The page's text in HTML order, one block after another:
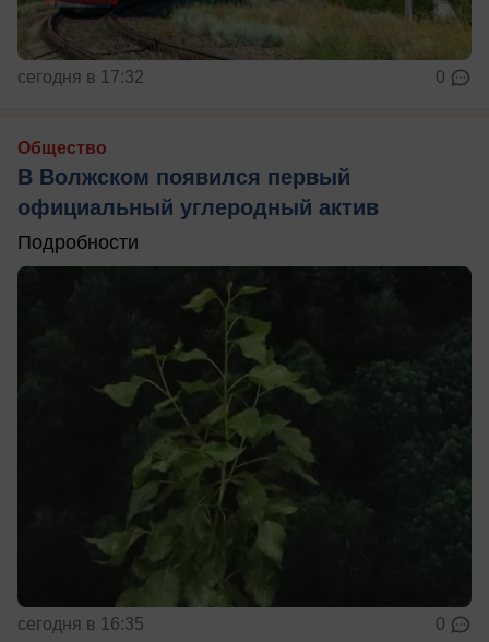
сегодня в 17:32 0
Общество
В Волжском появился первый
официальный углеродный актив
Подробности
сегодня в 16:35 0